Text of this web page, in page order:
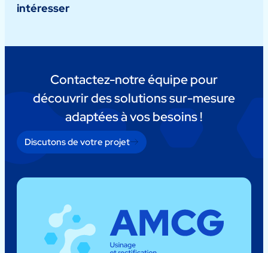
intéresser
Contactez-notre équipe pour
découvrir des solutions sur-mesure
adaptées à vos besoins !
Discutons de votre projet